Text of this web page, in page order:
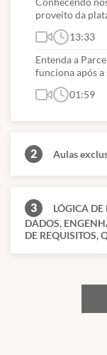
proveito da
13:33
Entenda a
funciona após
01:59
2 Aulas
3
LÓGICA
DADOS,
DE REQUISITOS,